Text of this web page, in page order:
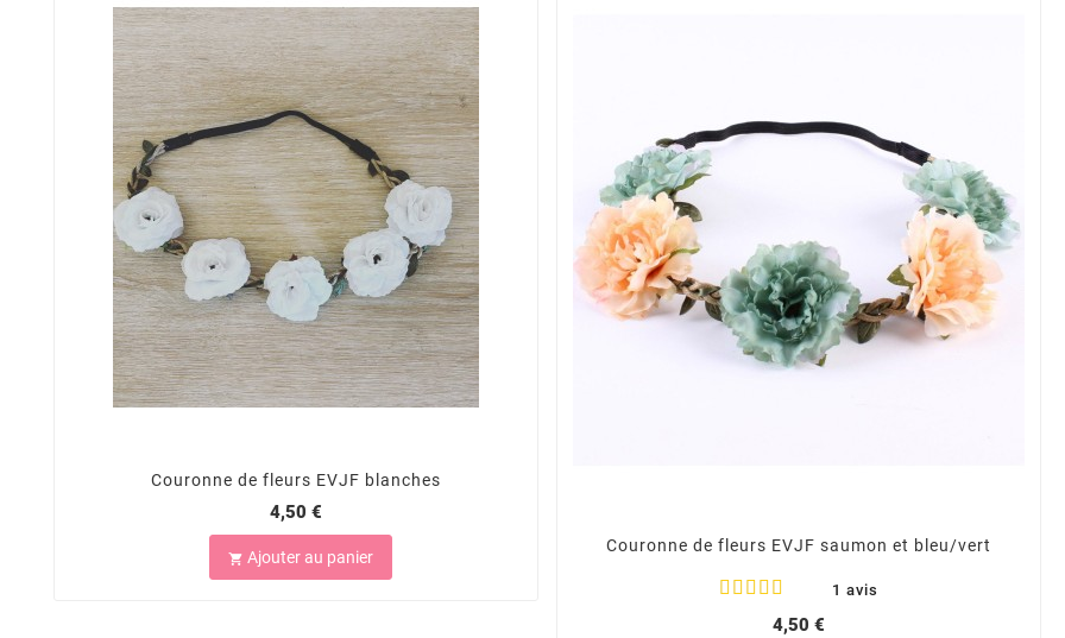
Couronne de fleurs EVJF blanches
4,50 €
 Ajouter au panier
Couronne de fleurs EVJF saumon et bleu/vert
1 avis
4,50 €